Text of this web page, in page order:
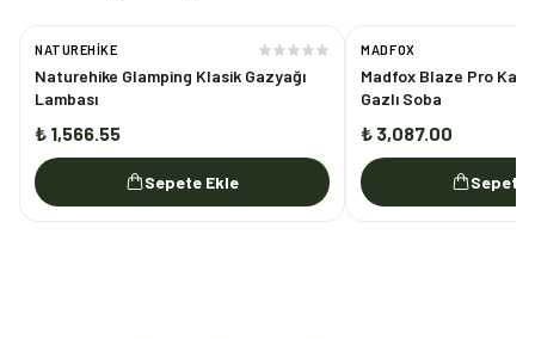
NATUREHIKE
Naturehike Glamping Klasik Gazyağı
Lambası
₺ 1,566.55
Sepete Ekle
MADFOX
Madfox Blaze Pro
Gazlı Soba
₺ 3,087.00
Sepete